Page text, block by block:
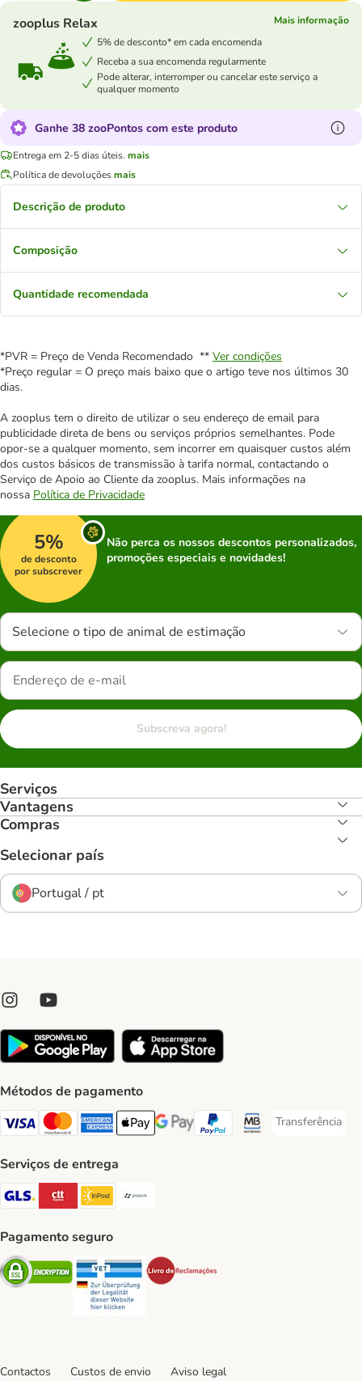
zooplus Relax
Mais informação
5% de desconto* em cada encomenda
Receba a sua encomenda regularmente
Pode alterar, interromper ou cancelar este serviço a
qualquer momento
Ganhe 38 zooPontos com este produto
Entrega em 2-5 dias úteis. mais
Política de devoluçõesmais
Descrição de produto
Composição
Quantidade recomendada
*PVR = Preço de Venda Recomendado ** Ver condições
*Preço regular = O preço mais baixo que o artigo teve nos últimos 30
dias.
A zooplus tem o direito de utilizar o seu endereço de email para
publicidade direta de bens ou serviços próprios semelhantes. Pode
opor-se a qualquer momento, sem incorrer em quaisquer custos além
dos custos básicos de transmissão à tarifa normal, contactando o
Serviço de Apoio ao Cliente da zooplus. Mais informações na
nossa Política de Privacidade
5%
de desconto
por subscrever
Não perca os nossos descontos personalizados,
promoções especiais e novidades!
Selecione o tipo de animal de estimação
Subscreva agora!
Serviços
Vantagens
Compras
Selecionar país
Portugal / pt
Métodos de pagamento
Visa Payment Method
Mastercard Payment Method
American Express Payment Method
Apple Pay Payment Method
Google Pay Payment Method
PayPal Payment Method
Multibanco Payment
Transferência
Transferência
Serviços de entrega
GLS Shipping Method
CTTExpress Shipping Method
InPost Shipping Method
Pagamento seguro
Security Security
Contactos Custos de envio Aviso legal